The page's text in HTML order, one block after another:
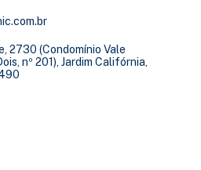
2730 (Condomínio Vale
nº 201), Jardim Califórnia,